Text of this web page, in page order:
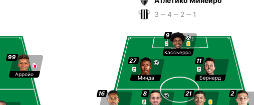
99
Арройо
3 ‒ 4 ‒ 2 ‒ 1
16
27
Минда
9
Кассьерра
21
8
11
Бернард
2